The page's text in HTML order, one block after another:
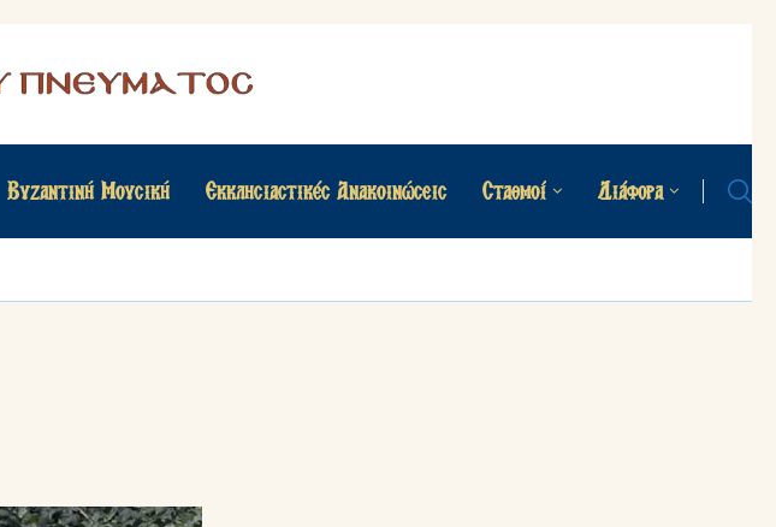
Βυζαντινή Μουσική Εκκλησιαστικές Ανακοινώσεις Σταθμοί Διάφορα